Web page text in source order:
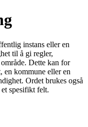
instans eller en
til å gi regler,
Dette kan for
en kommune eller en
Ordet brukes også
spesifikt felt.